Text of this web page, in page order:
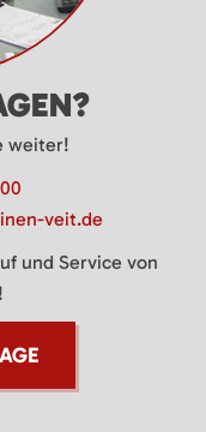
weiter!
veit.de
und Service von